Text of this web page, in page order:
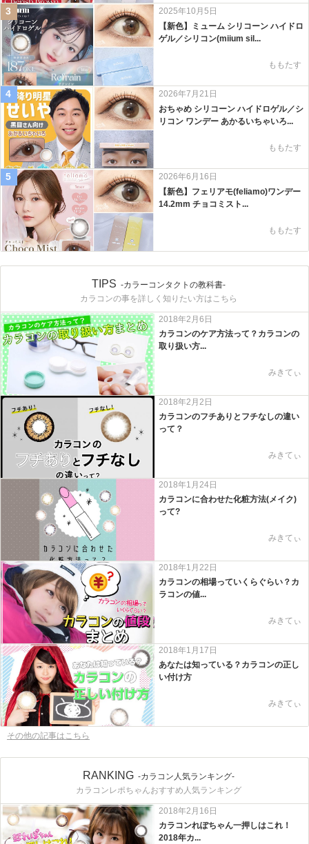
3
2025年10月5日
【新色】ミューム シリコーン ハイドロ
ゲル／シリコン(miium sil...
ももたす
4
2026年7月21日
おちゃめ シリコーン ハイドロゲル／シ
リコン ワンデー あかるいちゃいろ...
ももたす
5
2026年6月16日
【新色】フェリアモ(feliamo)ワンデー
14.2mm チョコミスト...
ももたす
TIPS -カラーコンタクトの教科書-
カラコンの事を詳しく知りたい方はこちら
2018年2月6日
カラコンのケア方法って？カラコンの
取り扱い方...
みきてぃ
2018年2月2日
カラコンのフチありとフチなしの違い
って？
みきてぃ
2018年1月24日
カラコンに合わせた化粧方法(メイク)
って?
みきてぃ
2018年1月22日
カラコンの相場っていくらぐらい？カ
ラコンの値...
みきてぃ
2018年1月17日
あなたは知っている？カラコンの正し
い付け方
みきてぃ
その他の記事はこちら
RANKING -カラコン人気ランキング-
カラコンレポちゃんおすすめ人気ランキング
2018年2月16日
カラコンれぽちゃん一押しはこれ！
2018年カ...